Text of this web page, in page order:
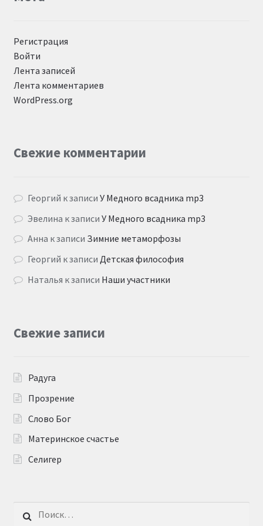
Регистрация
Войти
Лента записей
Лента комментариев
WordPress.org
Свежие комментарии
Георгий к записиУ Медного всадника mp3
Эвелина к записиУ Медного всадника mp3
Анна к записи Зимние метаморфозы
Георгий к записиДетская философия
Наталья к записи Наши участники
Свежие записи
Радуга
Прозрение
Слово Бог
Материнское счастье
Селигер
Найти: